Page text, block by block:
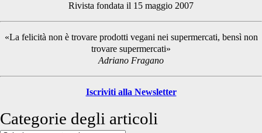
Sidebar
Rivista fondata il 15 maggio 2007
«La felicità non è trovare prodotti vegani nei supermercati, bensì non
trovare supermercati»
Adriano Fragano
Iscriviti alla Newsletter
Categorie degli articoli